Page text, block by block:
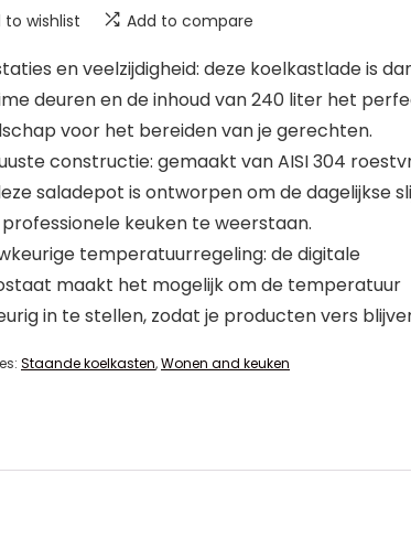
to wishlist Add to compare
en veelzijdigheid: deze koelkastlade is
deuren en de inhoud van 240 liter het
voor het bereiden van je gerechten.
constructie: gemaakt van AISI 304
saladepot is ontworpen om de dagelijkse
keuken te weerstaan.
temperatuurregeling: de digitale
maakt het mogelijk om de temperatuur
in te stellen, zodat je producten vers
Staande koelkasten,Wonen and keuken